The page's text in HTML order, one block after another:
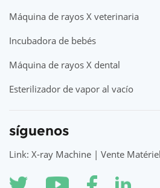
Máquina de rayos X veterinaria
Incubadora de bebés
Máquina de rayos X dental
Esterilizador de vapor al vacío
síguenos
Link: X-ray Machine | Vente